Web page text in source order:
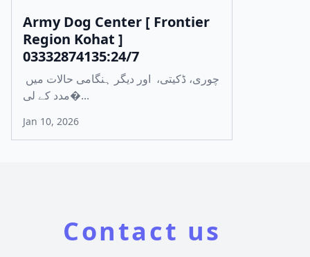
Army Dog Center [ Frontier
Region Kohat ]
03332874135:24/7
مدد کے لی�...
Jan 10, 2026
Contact us